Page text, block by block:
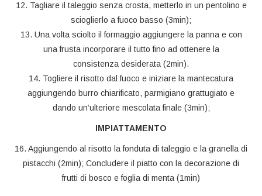
12. Tagliare il taleggio senza crosta, metterlo in un pentolino e
scioglierlo a fuoco basso (3min);
13. Una volta sciolto il formaggio aggiungere la panna e con
una frusta incorporare il tutto fino ad ottenere la
consistenza desiderata (2min).
14. Togliere il risotto dal fuoco e iniziare la mantecatura
aggiungendo burro chiarificato, parmigiano grattugiato e
dando un’ulteriore mescolata finale (3min);
IMPIATTAMENTO
16. Aggiungendo al risotto la fonduta di taleggio e la granella di
pistacchi (2min); Concludere il piatto con la decorazione di
frutti di bosco e foglia di menta (1min)